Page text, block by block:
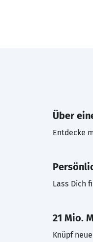
Über
Entdecke
Lass Dich
21 Mio.
Knüpf